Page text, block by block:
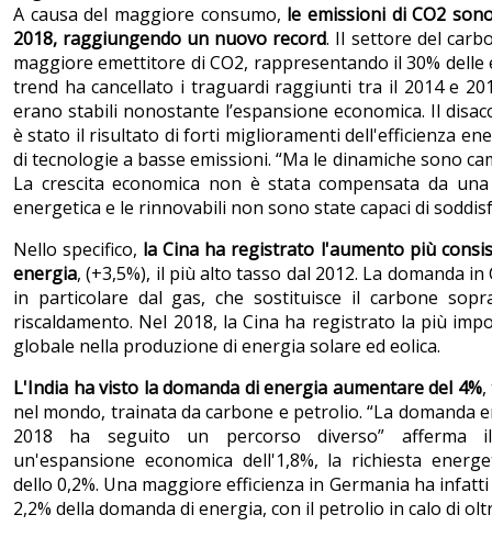
A causa del maggiore consumo, le emissioni di CO2
2018, raggiungendo un nuovo record. Il settore del
maggiore emettitore di CO2, rappresentando il 30%
trend ha cancellato i traguardi raggiunti tra il 2014 e
erano stabili nonostante l’espansione economica. Il
è stato il risultato di forti miglioramenti dell'efficienza
di tecnologie a basse emissioni. “Ma le dinamiche sono
La crescita economica non è stata compensata da
energetica e le rinnovabili non sono state capaci di
Nello specifico, la Cina ha registrato l'aumento più
energia, (+3,5%), il più alto tasso dal 2012. La domanda
in particolare dal gas, che sostituisce il carbone
riscaldamento. Nel 2018, la Cina ha registrato la più
globale nella produzione di energia solare ed eolica.
L'India ha visto la domanda di energia aumentare del 4%,
nel mondo, trainata da carbone e petrolio. “La domanda
2018 ha seguito un percorso diverso” afferma
un'espansione economica dell'1,8%, la richiesta
dello 0,2%. Una maggiore efficienza in Germania ha
2,2% della domanda di energia, con il petrolio in calo di